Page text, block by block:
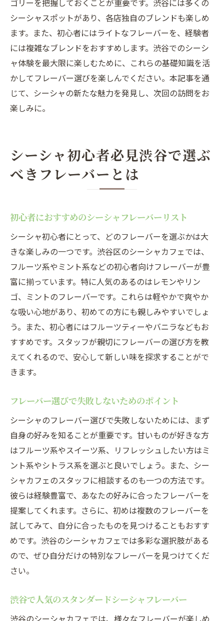
新感覚のフレーバーでシーシャの世界を広
げる
愛好者必見！渋谷で試すべき新フレーバー
渋谷で次のフレーバートリップを計画する
渋谷のシーシャで香りの旅を通じて五感を刺激
する
五感で楽しむシーシャフレーバーの選び方
渋谷の香りのテーマパークで冒険する
味覚と嗅覚を楽しむシーシャフレーバーの
ゴリーを把握しておくことが重要です。渋谷には多くの
シーシャスポットがあり、各店独自のブレンドも楽しめ
ます。また、初心者にはライトなフレーバーを、経験者
には複雑なブレンドをおすすめします。渋谷でのシーシ
ャ体験を最大限に楽しむために、これらの基礎知識を活
かしてフレーバー選びを楽しんでください。本記事を通
じて、シーシャの新たな魅力を発見し、次回の訪問をお
楽しみに。
シーシャ初心者必見渋谷で選ぶ
べきフレーバーとは
初心者におすすめのシーシャフレーバーリスト
シーシャ初心者にとって、どのフレーバーを選ぶかは大
きな楽しみの一つです。渋谷区のシーシャカフェでは、
フルーツ系やミント系などの初心者向けフレーバーが豊
富に揃っています。特に人気のあるのはレモンやリン
ゴ、ミントのフレーバーです。これらは軽やかで爽やか
な吸い心地があり、初めての方にも親しみやすいでしょ
う。また、初心者にはフルーツティーやバニラなどもお
すすめです。スタッフが親切にフレーバーの選び方を教
えてくれるので、安心して新しい味を探求することがで
きます。
フレーバー選びで失敗しないためのポイント
シーシャのフレーバー選びで失敗しないためには、まず
自身の好みを知ることが重要です。甘いものが好きな方
はフルーツ系やスイーツ系、リフレッシュしたい方はミ
ント系やシトラス系を選ぶと良いでしょう。また、シー
シャカフェのスタッフに相談するのも一つの方法です。
彼らは経験豊富で、あなたの好みに合ったフレーバーを
提案してくれます。さらに、初めは複数のフレーバーを
試してみて、自分に合ったものを見つけることもおすす
めです。渋谷のシーシャカフェでは多彩な選択肢がある
ので、ぜひ自分だけの特別なフレーバーを見つけてくだ
さい。
渋谷で人気のスタンダードシーシャフレーバー
渋谷のシーシャカフェでは、様々なフレーバーが楽しめ